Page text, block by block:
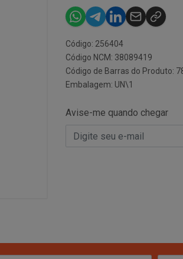
Código: 256404
Código NCM: 38089419
Código de Barras do Produto:
Embalagem: UN\1
Avise-me quando chegar